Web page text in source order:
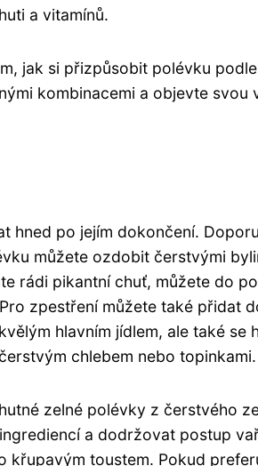
a vitamínů.
jak si přizpůsobit polévku
kombinacemi a objevte svou
hned po jejím dokončení.
můžete ozdobit čerstvými
rádi pikantní chuť, můžete do
zpestření můžete také přidat
hlavním jídlem, ale také se
chlebem nebo topinkami.
zelné polévky z čerstvého
a dodržovat postup
toustem. Pokud